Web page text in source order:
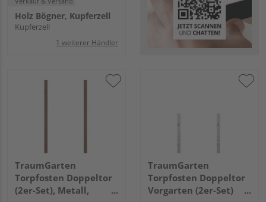
Holz Bögner, Kupferzell
Kupferzell
1 weiterer Händler
TraumGarten
Torpfosten Doppeltor
(2er-Set), Metall,
TraumGarten
Torpfosten Doppeltor
Vorgarten (2er-Set)